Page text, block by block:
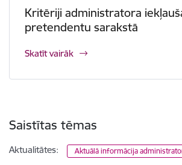
Kritēriji administratora
pretendentu sarakstā
Skatīt vairāk
Saistītas tēmas
Aktualitātes: Aktuālā informācija